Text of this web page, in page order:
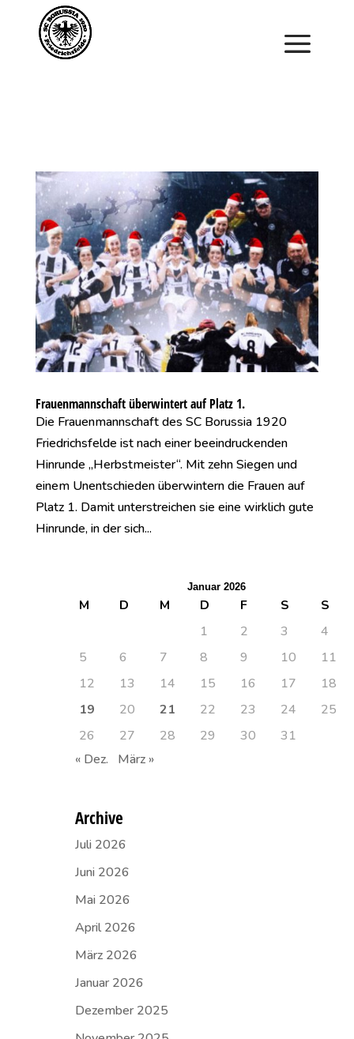
Saisonstart im April. Jetzt ein Schnuppertraining für
Kinder vereinbaren und zu Saisonbeginn dabei sein.
Frauenmannschaft überwintert auf Platz 1.
Die Frauenmannschaft des SC Borussia 1920
Friedrichsfelde ist nach einer beeindruckenden
Hinrunde „Herbstmeister“. Mit zehn Siegen und
einem Unentschieden überwintern die Frauen auf
Platz 1. Damit unterstreichen sie eine wirklich gute
Hinrunde, in der sich...
Januar 2026
M D M D F S
S
1
2 3
4
5
6 7 8 9 10
11
12
13 14 15 16 17
18
19
20 21 22 23 24
25
26
27 28 29 30
31
« Dez.
März »
Archive
Juli 2026
Juni 2026
Mai 2026
April 2026
März 2026
Januar 2026
Dezember 2025